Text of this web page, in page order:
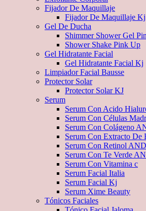
Fijador De Maquillaje
Fijador De Maquillaje Kj
Gel De Ducha
Shimmer Shower Gel
Shower Shake Pink Up
Gel Hidratante Facial
Gel Hidratante Facial Kj
Limpiador Facial Bausse
Protector Solar
Protector Solar KJ
Serum
Serum Con Acido
Serum Con Células
Serum Con Colágeno
Serum Con Extracto De
Serum Con Retinol AND
Serum Con Te Verde
Serum Con Vitamina c
Serum Facial Italia
Serum Facial Kj
Serum Xime Beauty
Tónicos Faciales